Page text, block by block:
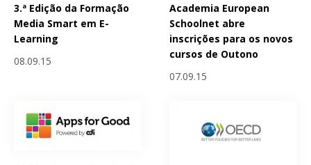
3.ª Edição da Formação
Media Smart em E-
Learning
08.09.15
Academia European
Schoolnet abre
inscrições para os novos
cursos de Outono
07.09.15